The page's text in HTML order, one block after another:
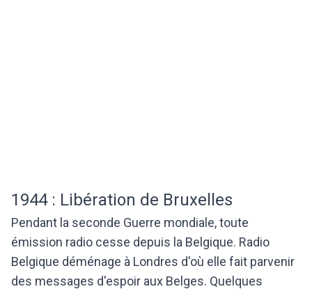
1944 : Libération de Bruxelles
Pendant la seconde Guerre mondiale, toute
émission radio cesse depuis la Belgique. Radio
Belgique déménage à Londres d'où elle fait parvenir
des messages d'espoir aux Belges. Quelques